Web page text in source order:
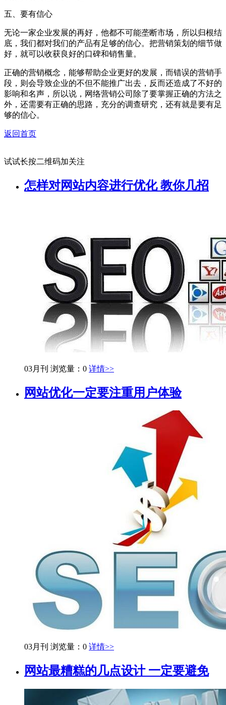
五、要有信心
无论一家企业发展的再好，他都不可能垄断市场，所以归根结
底，我们都对我们的产品有足够的信心。把营销策划的细节做
好，就可以收获良好的口碑和销售量。
正确的营销概念，能够帮助企业更好的发展，而错误的营销手
段，则会导致企业的不但不能推广出去，反而还造成了不好的
影响和名声，所以说，网络营销公司除了要掌握正确的方法之
外，还需要有正确的思路，充分的调查研究，还有就是要有足
够的信心。
返回首页
试试长按二维码加关注
怎样对网站内容进行优化 教你几招
03月刊 浏览量：0 详情>>
网站优化一定要注重用户体验
03月刊 浏览量：0 详情>>
网站最糟糕的几点设计 一定要避免